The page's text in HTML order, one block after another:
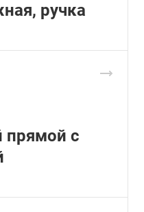
ручка
прямой с